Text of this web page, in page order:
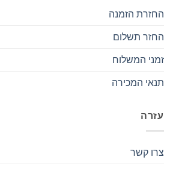
החזרת הזמנה
החזר תשלום
זמני המשלוח
תנאי המכירה
עזרה
צרו קשר